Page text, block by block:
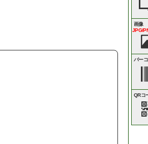
画像
JPG/
バー
QRコ